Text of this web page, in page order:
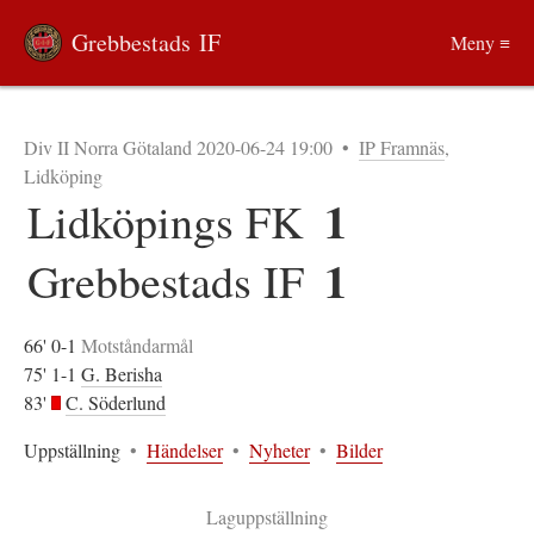
Div II Norra Götaland 2020-06-24 19:00 • IP Framnäs,
Lidköping
Lidköpings FK 1
Grebbestads IF 1
66' 0-1 Motståndarmål
75' 1-1 G. Berisha
83'
C. Söderlund
Uppställning • Händelser • Nyheter • Bilder
Laguppställning
Grebbestads IF Meny ≡